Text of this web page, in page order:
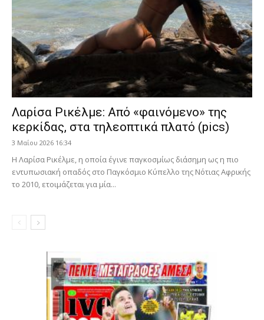
Λαρίσα Ρικέλμε: Από «φαινόμενο» της
κερκίδας, στα τηλεοπτικά πλατό (pics)
3 Μαΐου 2026 16:34
Η Λαρίσα Ρικέλμε, η οποία έγινε παγκοσμίως διάσημη ως η πιο
εντυπωσιακή οπαδός στο Παγκόσμιο Κύπελλο της Νότιας Αφρικής
το 2010, ετοιμάζεται για μία...